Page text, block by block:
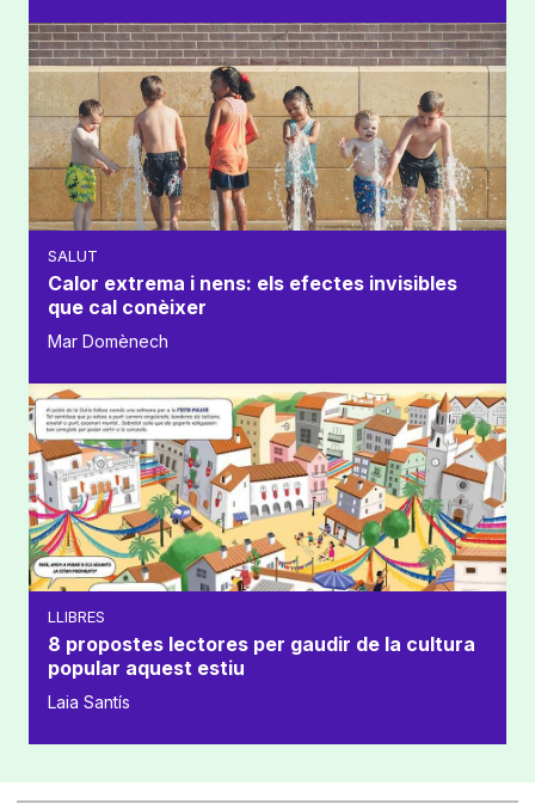
SALUT
Calor extrema i nens: els efectes invisibles
que cal conèixer
Mar Domènech
LLIBRES
8 propostes lectores per gaudir de la cultura
popular aquest estiu
Laia Santís